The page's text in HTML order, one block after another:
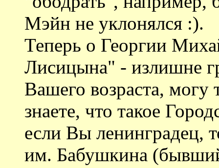
Мэйн не уклонялся :).
Теперь о Георгии
Лисицына" - излишне
Вашего возраста, могу
знаете, что такое
если Вы ленинградец,
им. Бабушкина